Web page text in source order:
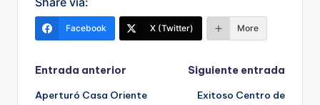
Facebook X (Twitter) More
Navegación
Entrada anterior
Aperturó Casa Oriente
Siguiente entrada
Exitoso Centro de